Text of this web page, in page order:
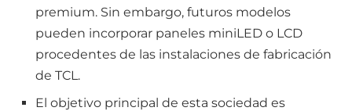
premium. Sin embargo, futuros modelos
pueden incorporar paneles miniLED o LCD
procedentes de las instalaciones de fabricación
de TCL.
El objetivo principal de esta sociedad es